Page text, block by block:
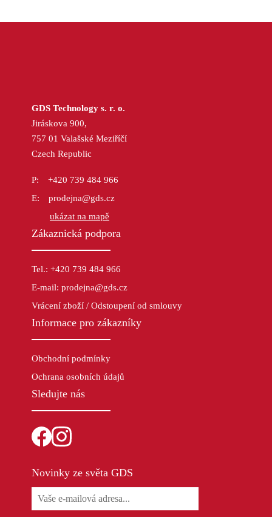
GDS Technology s. r. o.
Jiráskova 900,
757 01 Valašské Meziříčí
Czech Republic
+420 739 484 966
prodejna@gds.cz
ukázat na mapě
Zákaznická podpora
Tel.: +420 739 484 966
E-mail: prodejna@gds.cz
Vrácení zboží / Odstoupení od smlouvy
Informace pro zákazníky
Obchodní podmínky
Ochrana osobních údajů
Sledujte nás
Novinky ze světa GDS